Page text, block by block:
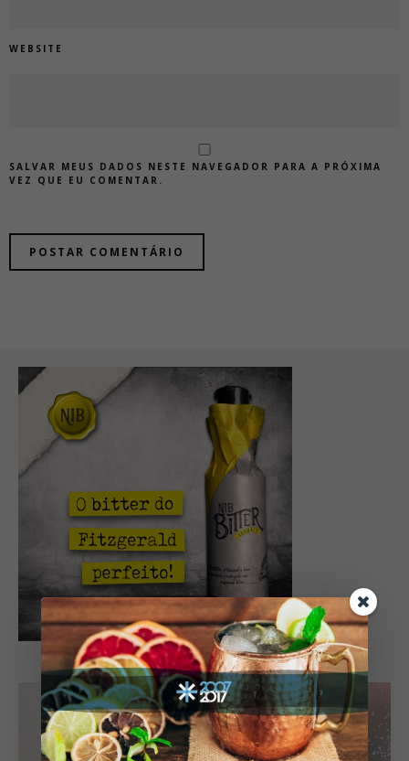
WEBSITE
SALVAR MEUS DADOS NESTE NAVEGADOR PARA A PRÓXIMA
VEZ QUE EU COMENTAR.